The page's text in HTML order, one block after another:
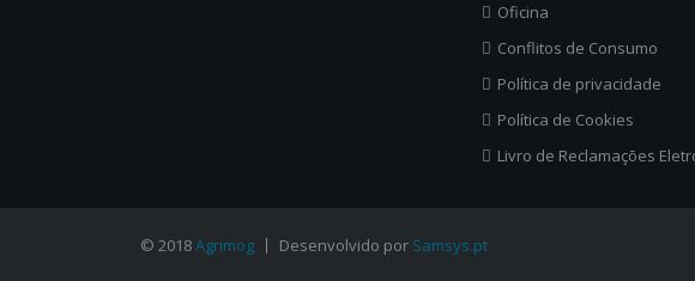
Oficina
Conflitos de Consumo
Política de privacidade
Política de Cookies
Livro de Reclamações
© 2018Agrimog Desenvolvido por Samsys.pt